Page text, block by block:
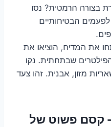
בצורה הרמטית? נסו
הבטיחותיים
את המדיח, הוציאו את
שבתחתית. נקו
מזון, אבנית. זהו צעד
קסם פשוט של